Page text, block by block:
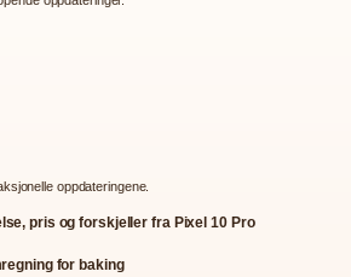
oppdateringene.
pris og forskjeller fra Pixel 10 Pro
for baking